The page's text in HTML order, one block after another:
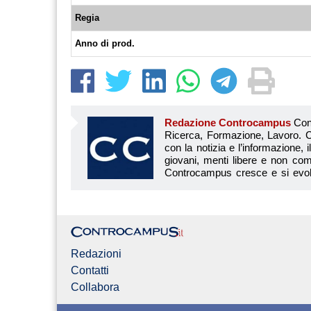
Regia
Anno di prod.
Redazione Controcampus Controcampus è Il magazine più letto dai giovani su: Scuola, Università, Ricerca, Formazione, Lavoro. Controcampus nasce nell’ottobre 2001 con la missione di affiancare con la notizia e l’informazione, il mondo dell’istruzione e dell’università. Il suo cuore pulsante sono i giovani, menti libere e non compromesse da nessun interesse di parte. Il progetto è ambizioso e Controcampus cresce e si evolve arricchendo il proprio staff con nuovi giovani vogliosi di
Redazioni
Contatti
Collabora